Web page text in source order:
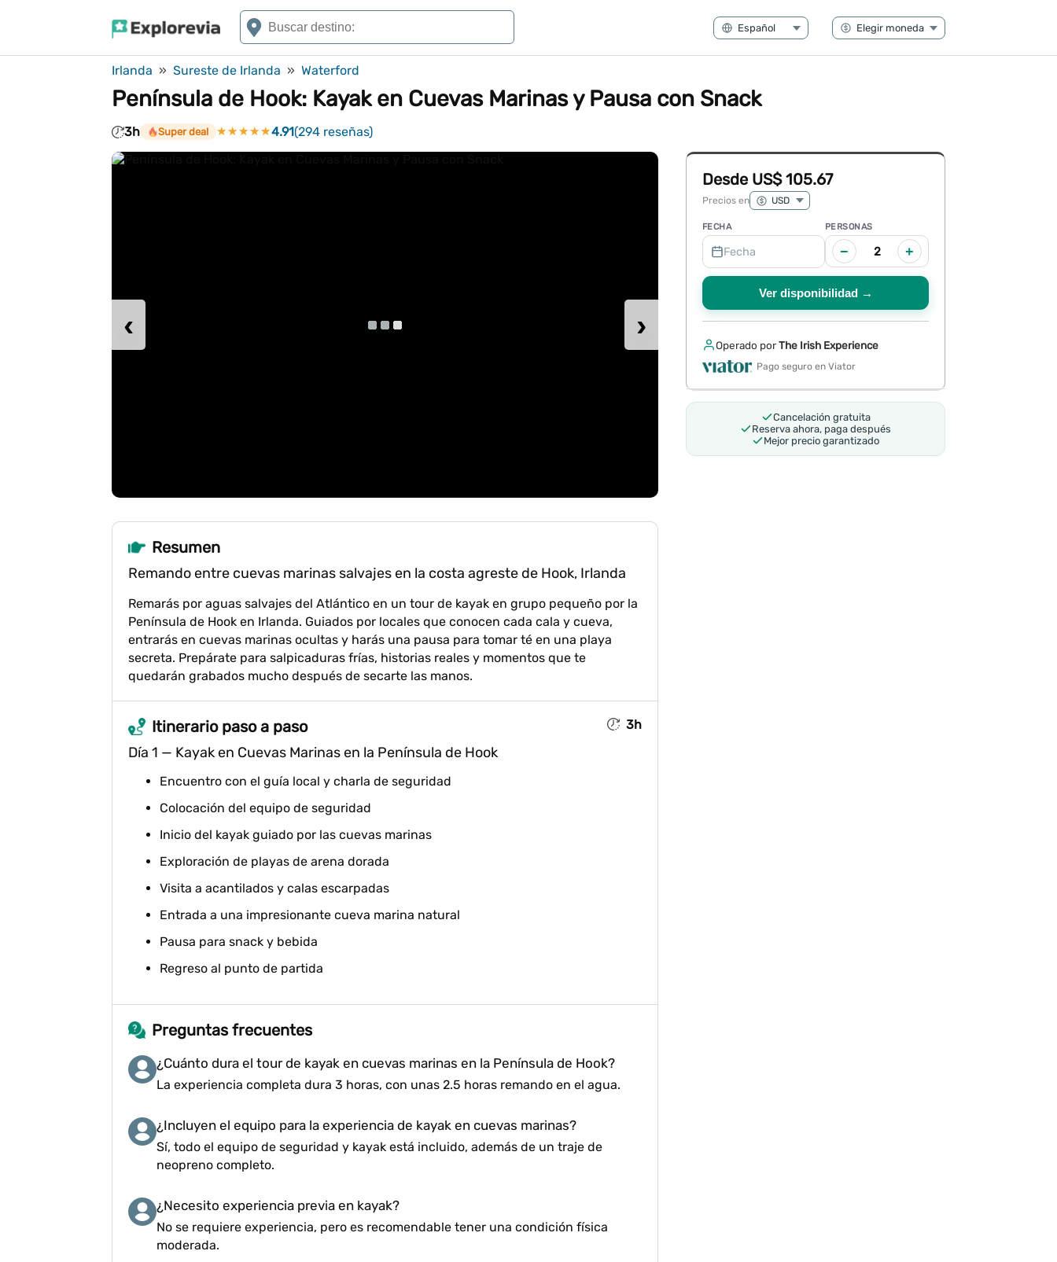
Irlanda » Sureste de Irlanda » Waterford
Península de Hook: Kayak en Cuevas Marinas y Pausa con Snack
3h Super deal ★★★★★
★★★★★4.91(294 reseñas)
‹ ›
Resumen
Remando entre cuevas marinas salvajes en la costa agreste de Hook, Irlanda
Remarás por aguas salvajes del Atlántico en un tour de kayak en grupo pequeño por la
Península de Hook en Irlanda. Guiados por locales que conocen cada cala y cueva,
entrarás en cuevas marinas ocultas y harás una pausa para tomar té en una playa
secreta. Prepárate para salpicaduras frías, historias reales y momentos que te
quedarán grabados mucho después de secarte las manos.
3h
Itinerario paso a paso
Día 1 — Kayak en Cuevas Marinas en la Península de Hook
Encuentro con el guía local y charla de seguridad
Colocación del equipo de seguridad
Inicio del kayak guiado por las cuevas marinas
Exploración de playas de arena dorada
Visita a acantilados y calas escarpadas
Entrada a una impresionante cueva marina natural
Pausa para snack y bebida
Regreso al punto de partida
Preguntas frecuentes
¿Cuánto dura el tour de kayak en cuevas marinas en la Península de Hook?
La experiencia completa dura 3 horas, con unas 2.5 horas remando en el agua.
¿Incluyen el equipo para la experiencia de kayak en cuevas marinas?
Sí, todo el equipo de seguridad y kayak está incluido, además de un traje de
neopreno completo.
¿Necesito experiencia previa en kayak?
No se requiere experiencia, pero es recomendable tener una condición física
moderada.
Desde US$ 105.67
Precios en
FECHA
Fecha
PERSONAS
− 2 +
Ver disponibilidad →
Operado porThe Irish Experience
Pago seguro en Viator
Cancelación gratuita
Reserva ahora, paga después
Mejor precio garantizado